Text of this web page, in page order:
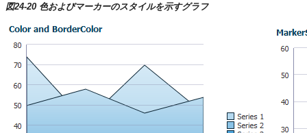
図24-20 色およびマーカーのスタイルを示すグラフ